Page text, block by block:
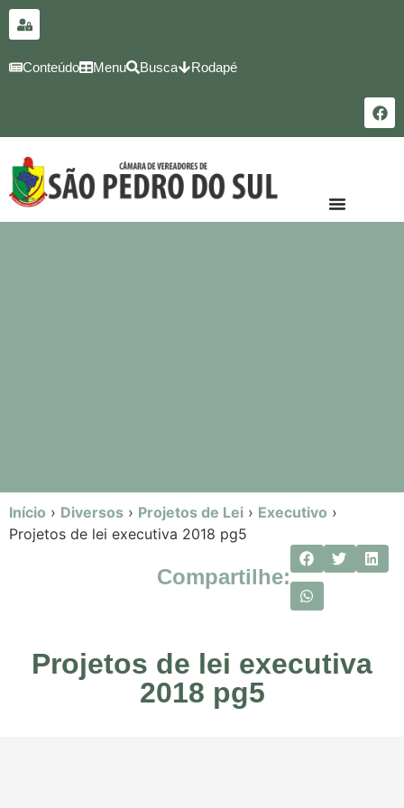
conteúdo
Conteúdo Menu Busca Rodapé
Início › Diversos › Projetos de Lei › Executivo ›
Projetos de lei executiva 2018 pg5
Compartilhe:
Projetos de lei executiva
2018 pg5